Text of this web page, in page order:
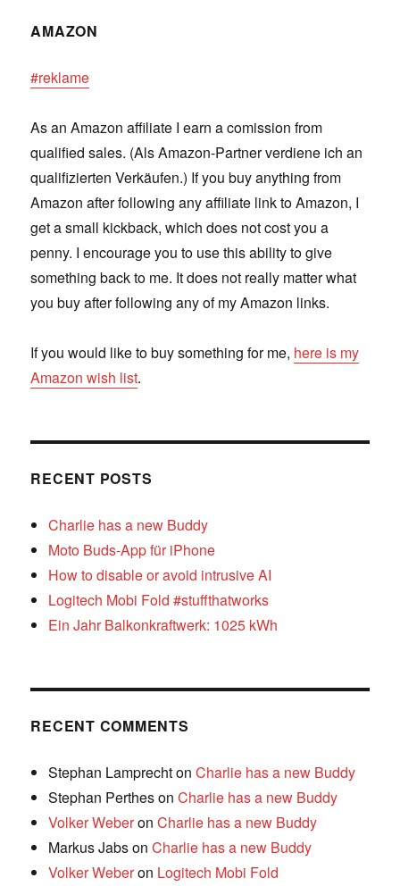
AMAZON
#reklame
As an Amazon affiliate I earn a comission from
qualified sales. (Als Amazon-Partner verdiene ich an
qualifizierten Verkäufen.) If you buy anything from
Amazon after following any affiliate link to Amazon, I
get a small kickback, which does not cost you a
penny. I encourage you to use this ability to give
something back to me. It does not really matter what
you buy after following any of my Amazon links.
If you would like to buy something for me, here is my
Amazon wish list.
RECENT POSTS
Charlie has a new Buddy
Moto Buds-App für iPhone
How to disable or avoid intrusive AI
Logitech Mobi Fold #stuffthatworks
Ein Jahr Balkonkraftwerk: 1025 kWh
RECENT COMMENTS
Stephan LamprechtonCharlie has a new Buddy
Stephan PerthesonCharlie has a new Buddy
Volker WeberonCharlie has a new Buddy
Markus JabsonCharlie has a new Buddy
Volker Weberon Logitech Mobi Fold